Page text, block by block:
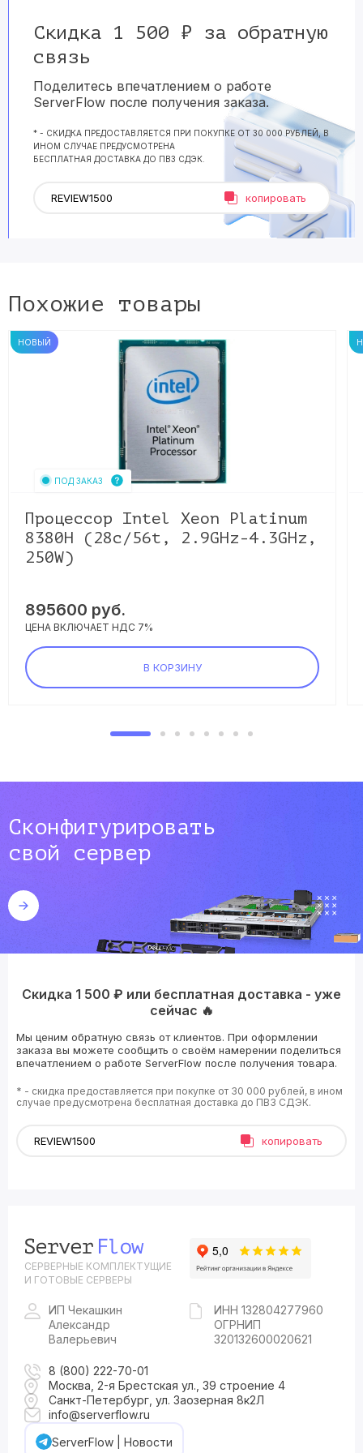
Скидка 1 500 ₽ за обратную
связь
Поделитесь впечатлением о работе
ServerFlow после получения заказа.
* - СКИДКА ПРЕДОСТАВЛЯЕТСЯ ПРИ ПОКУПКЕ ОТ 30 000 РУБЛЕЙ, В
ИНОМ СЛУЧАЕ ПРЕДУСМОТРЕНА
БЕСПЛАТНАЯ ДОСТАВКА ДО ПВЗ СДЭК.
копировать
Похожие товары
НОВЫЙ
ПОД ЗАКАЗ
Процессор Intel Xeon Platinum
8380H (28c/56t, 2.9GHz-4.3GHz,
250W)
895600 руб.
ЦЕНА ВКЛЮЧАЕТ НДС 7%
В КОРЗИНУ
Сконфигурировать
свой сервер
Скидка 1 500 ₽ или бесплатная доставка - уже
сейчас 🔥
Мы ценим обратную связь от клиентов. При оформлении
заказа вы можете сообщить о своём намерении поделиться
впечатлением о работе ServerFlow после получения товара.
* - скидка предоставляется при покупке от 30 000 рублей, в ином
случае предусмотрена бесплатная доставка до ПВЗ СДЭК.
копировать
СЕРВЕРНЫЕ КОМПЛЕКТУЩИЕ
И ГОТОВЫЕ СЕРВЕРЫ
ИП Чекашкин
Александр
Валерьевич
ИНН 132804277960
ОГРНИП
320132600020621
8 (800) 222-70-01
Москва, 2-я Брестская ул., 39 строение 4
Санкт-Петербург, ул. Заозерная 8к2Л
info@serverflow.ru
ServerFlow | Новости